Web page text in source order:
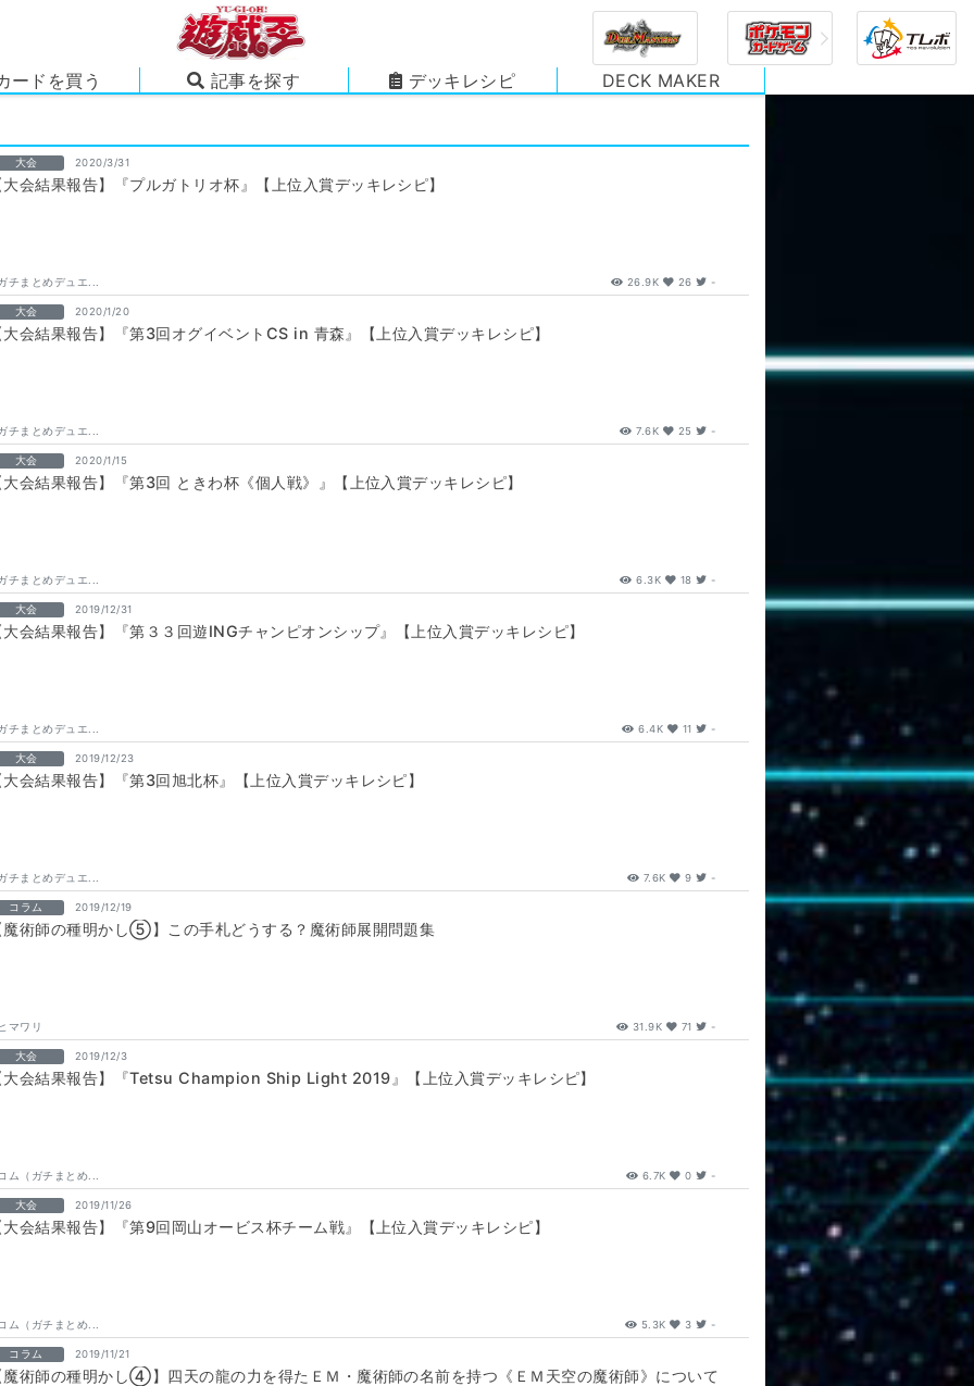
ードを買う 記事を探す デッキレシピ DECK MAKER
大会 2020/3/31
大会結果報告】『プルガトリオ杯』【上位入賞デッキレシピ】
チまとめデュエ... 26.9K 26 -
大会 2020/1/20
大会結果報告】『第3回オグイベントCS in 青森』【上位入賞デッキレシピ】
チまとめデュエ... 7.6K 25 -
大会 2020/1/15
大会結果報告】『第3回 ときわ杯《個人戦》』【上位入賞デッキレシピ】
チまとめデュエ... 6.3K 18 -
大会 2019/12/31
大会結果報告】『第３３回遊INGチャンピオンシップ』【上位入賞デッキレシピ】
チまとめデュエ... 6.4K 11 -
大会 2019/12/23
大会結果報告】『第3回旭北杯』【上位入賞デッキレシピ】
チまとめデュエ... 7.6K 9 -
コラム 2019/12/19
魔術師の種明かし⑤】この手札どうする？魔術師展開問題集
マワリ 31.9K 71 -
大会 2019/12/3
大会結果報告】『Tetsu Champion Ship Light 2019』【上位入賞デッキレシピ】
ム（ガチまとめ... 6.7K 0 -
大会 2019/11/26
大会結果報告】『第9回岡山オービス杯チーム戦』【上位入賞デッキレシピ】
ム（ガチまとめ... 5.3K 3 -
コラム 2019/11/21
魔術師の種明かし④】四天の龍の力を得たＥＭ・魔術師の名前を持つ《ＥＭ天空の魔術師》について